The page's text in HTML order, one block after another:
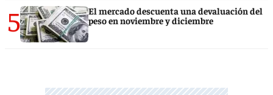
5
El mercado descuenta una devaluación del
peso en noviembre y diciembre